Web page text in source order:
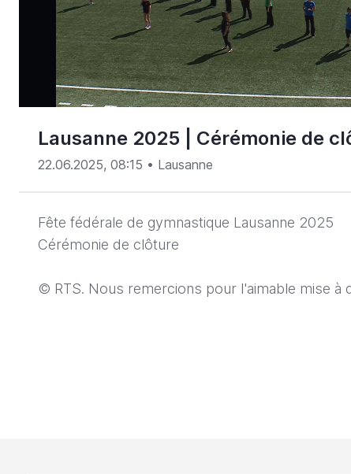
00:16 / 142:51
Lausanne 2025 | Cérémonie de
22.06.2025, 08:15 • Lausanne
Fête fédérale de gymnastique Lausanne 2025
Cérémonie de clôture
© RTS. Nous remercions pour l'aimable mise à